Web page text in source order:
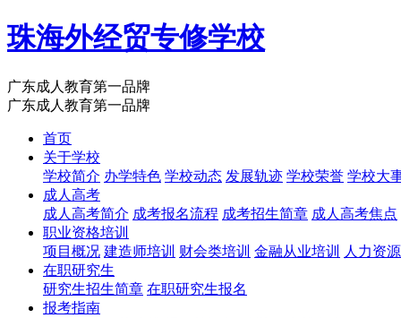
珠海外经贸专修学校
广东成人教育第一品牌
广东成人教育第一品牌
首页
关于学校
学校简介 办学特色 学校动态 发展轨迹 学校荣誉 学校大
成人高考
成人高考简介 成考报名流程 成考招生简章 成人高考焦点
职业资格培训
项目概况 建造师培训 财会类培训 金融从业培训
人力资
在职研究生
研究生招生简章 在职研究生报名
报考指南